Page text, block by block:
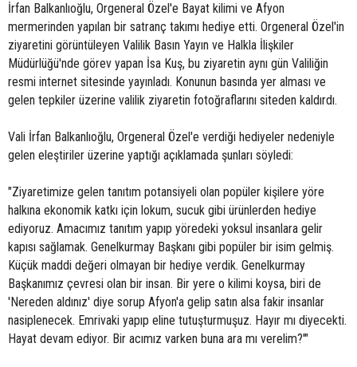
İrfan Balkanlıoğlu, Orgeneral Özel'e Bayat kilimi ve Afyon
mermerinden yapılan bir satranç takımı hediye etti. Orgeneral Özel'in
ziyaretini görüntüleyen Valilik Basın Yayın ve Halkla İlişkiler
Müdürlüğü'nde görev yapan İsa Kuş, bu ziyaretin aynı gün Valiliğin
resmi internet sitesinde yayınladı. Konunun basında yer alması ve
gelen tepkiler üzerine valilik ziyaretin fotoğraflarını siteden kaldırdı.
Vali İrfan Balkanlıoğlu, Orgeneral Özel'e verdiği hediyeler nedeniyle
gelen eleştiriler üzerine yaptığı açıklamada şunları söyledi:
"Ziyaretimize gelen tanıtım potansiyeli olan popüler kişilere yöre
halkına ekonomik katkı için lokum, sucuk gibi ürünlerden hediye
ediyoruz. Amacımız tanıtım yapıp yöredeki yoksul insanlara gelir
kapısı sağlamak. Genelkurmay Başkanı gibi popüler bir isim gelmiş.
Küçük maddi değeri olmayan bir hediye verdik. Genelkurmay
Başkanımız çevresi olan bir insan. Bir yere o kilimi koysa, biri de
'Nereden aldınız' diye sorup Afyon'a gelip satın alsa fakir insanlar
nasiplenecek. Emrivaki yapıp eline tutuşturmuşuz. Hayır mı diyecekti.
Hayat devam ediyor. Bir acımız varken buna ara mı verelim?'"